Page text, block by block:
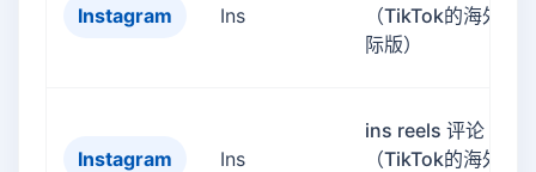
Instagram Ins
（TikTok的海外国
际版）
Instagram Ins
ins reels 评论
（TikTok的海外国